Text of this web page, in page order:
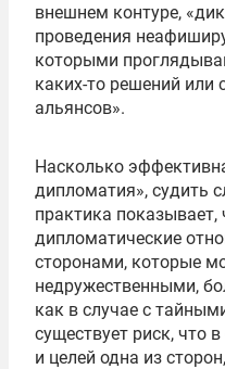
внешнем контуре,
проведения
которыми
каких-то решений или
альянсов».
Насколько
дипломатия», судить
практика
дипломатические
сторонами, которые
недружественными,
как в случае с
существует риск, что
и целей одна из